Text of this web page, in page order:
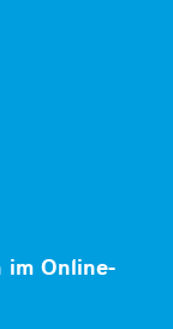
im Online-